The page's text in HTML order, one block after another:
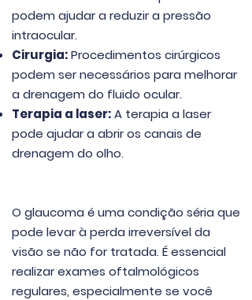
podem ajudar a reduzir a pressão
intraocular.
Cirurgia:Procedimentos cirúrgicos
podem ser necessários para melhorar
a drenagem do fluido ocular.
Terapia a laser:A terapia a laser
pode ajudar a abrir os canais de
drenagem do olho.
O glaucoma é uma condição séria que
pode levar à perda irreversível da
visão se não for tratada. É essencial
realizar exames oftalmológicos
regulares, especialmente se você